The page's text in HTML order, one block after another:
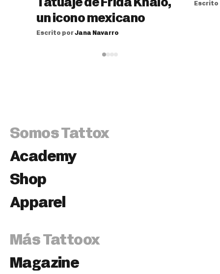
Tatuaje de Frida Khalo,
un icono mexicano
Escrito porJana Navarro
Escrito
Somos Tattox
Academy
Shop
Apparel
Más Tattoox
Magazine